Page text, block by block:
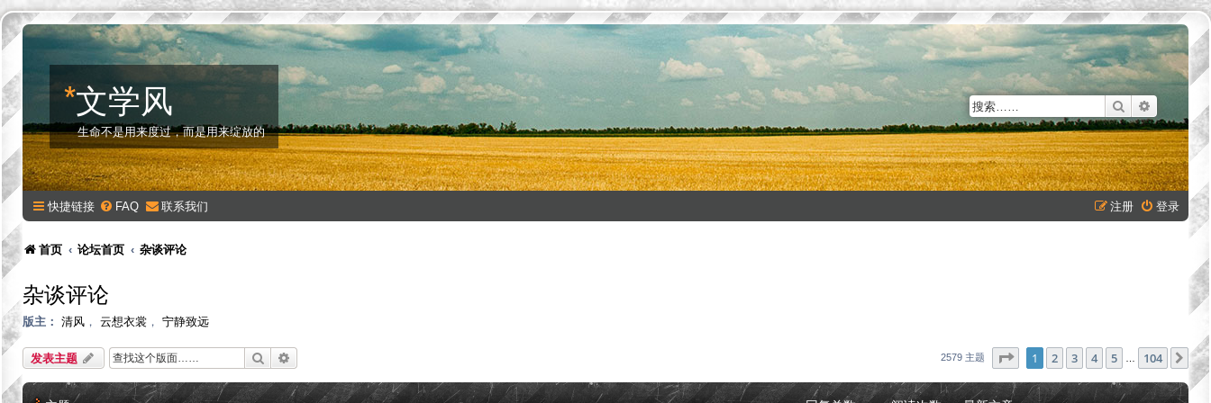
*文学风
生命不是用来度过，而是用来绽放的
搜索
快捷链接 FAQ 联系我们 登录
注册
首页 论坛首页 杂谈评论
杂谈评论
版主： 清风 ， 云想衣裳 ， 宁静致远
发表主题 搜索 2579 主题 分页： 1 104
1 2 3 4 5 104 下